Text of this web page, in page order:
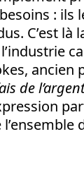
: ils
C’est là
ancien
de